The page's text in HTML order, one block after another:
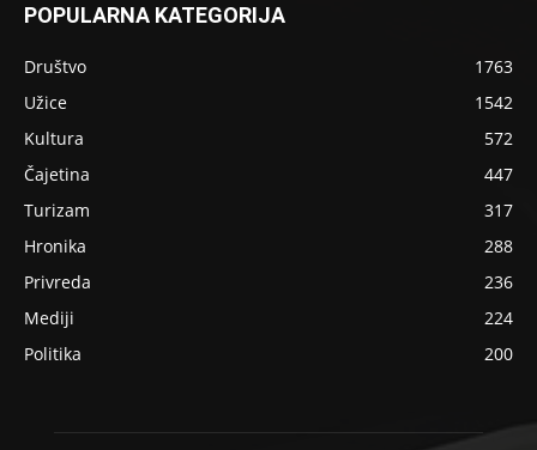
POPULARNA KATEGORIJA
Društvo
1763
Užice
1542
Kultura
572
Čajetina
447
Turizam
317
Hronika
288
Privreda
236
Mediji
224
Politika
200